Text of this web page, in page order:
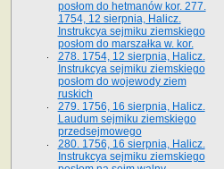
posłom do hetmanów kor. 277.
1754, 12 sierpnia, Halicz.
Instrukcya sejmiku ziemskiego
posłom do marszałka w. kor.
278. 1754, 12 sierpnia, Halicz.
Instrukcya sejmiku ziemskiego
posłom do wojewody ziem
ruskich
279. 1756, 16 sierpnia, Halicz.
Laudum sejmiku ziemskiego
przedsejmowego
280. 1756, 16 sierpnia, Halicz.
Instrukcya sejmiku ziemskiego